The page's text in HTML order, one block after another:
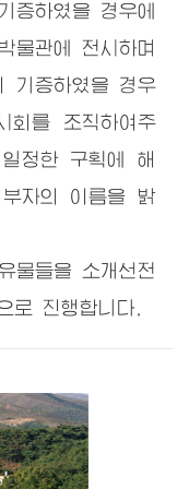
하였을 경우에
물관에 전시하며
기증하였을 경우
회를 조직하여주
정한 구획에 해
자의 이름을 밝
들을 소개선전
로 진행합니다.